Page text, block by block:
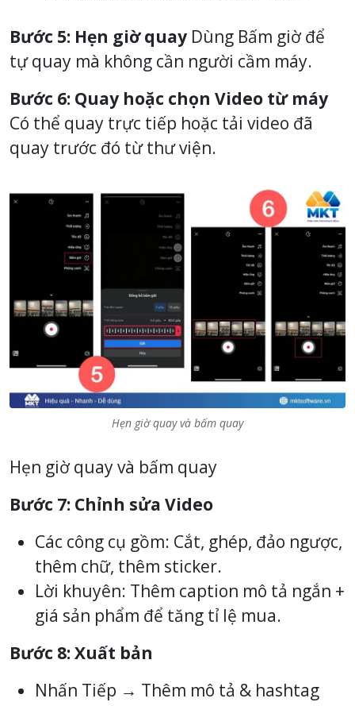
Bước 5: Hẹn giờ quay Dùng Bấm giờ để
tự quay mà không cần người cầm máy.
Bước 6: Quay hoặc chọn Video từ máy
Có thể quay trực tiếp hoặc tải video đã
quay trước đó từ thư viện.
Hẹn giờ quay và bấm quay
Hẹn giờ quay và bấm quay
Bước 7: Chỉnh sửa Video
Các công cụ gồm: Cắt, ghép, đảo ngược,
thêm chữ, thêm sticker.
Lời khuyên: Thêm caption mô tả ngắn +
giá sản phẩm để tăng tỉ lệ mua.
Bước 8: Xuất bản
Nhấn Tiếp → Thêm mô tả & hashtag